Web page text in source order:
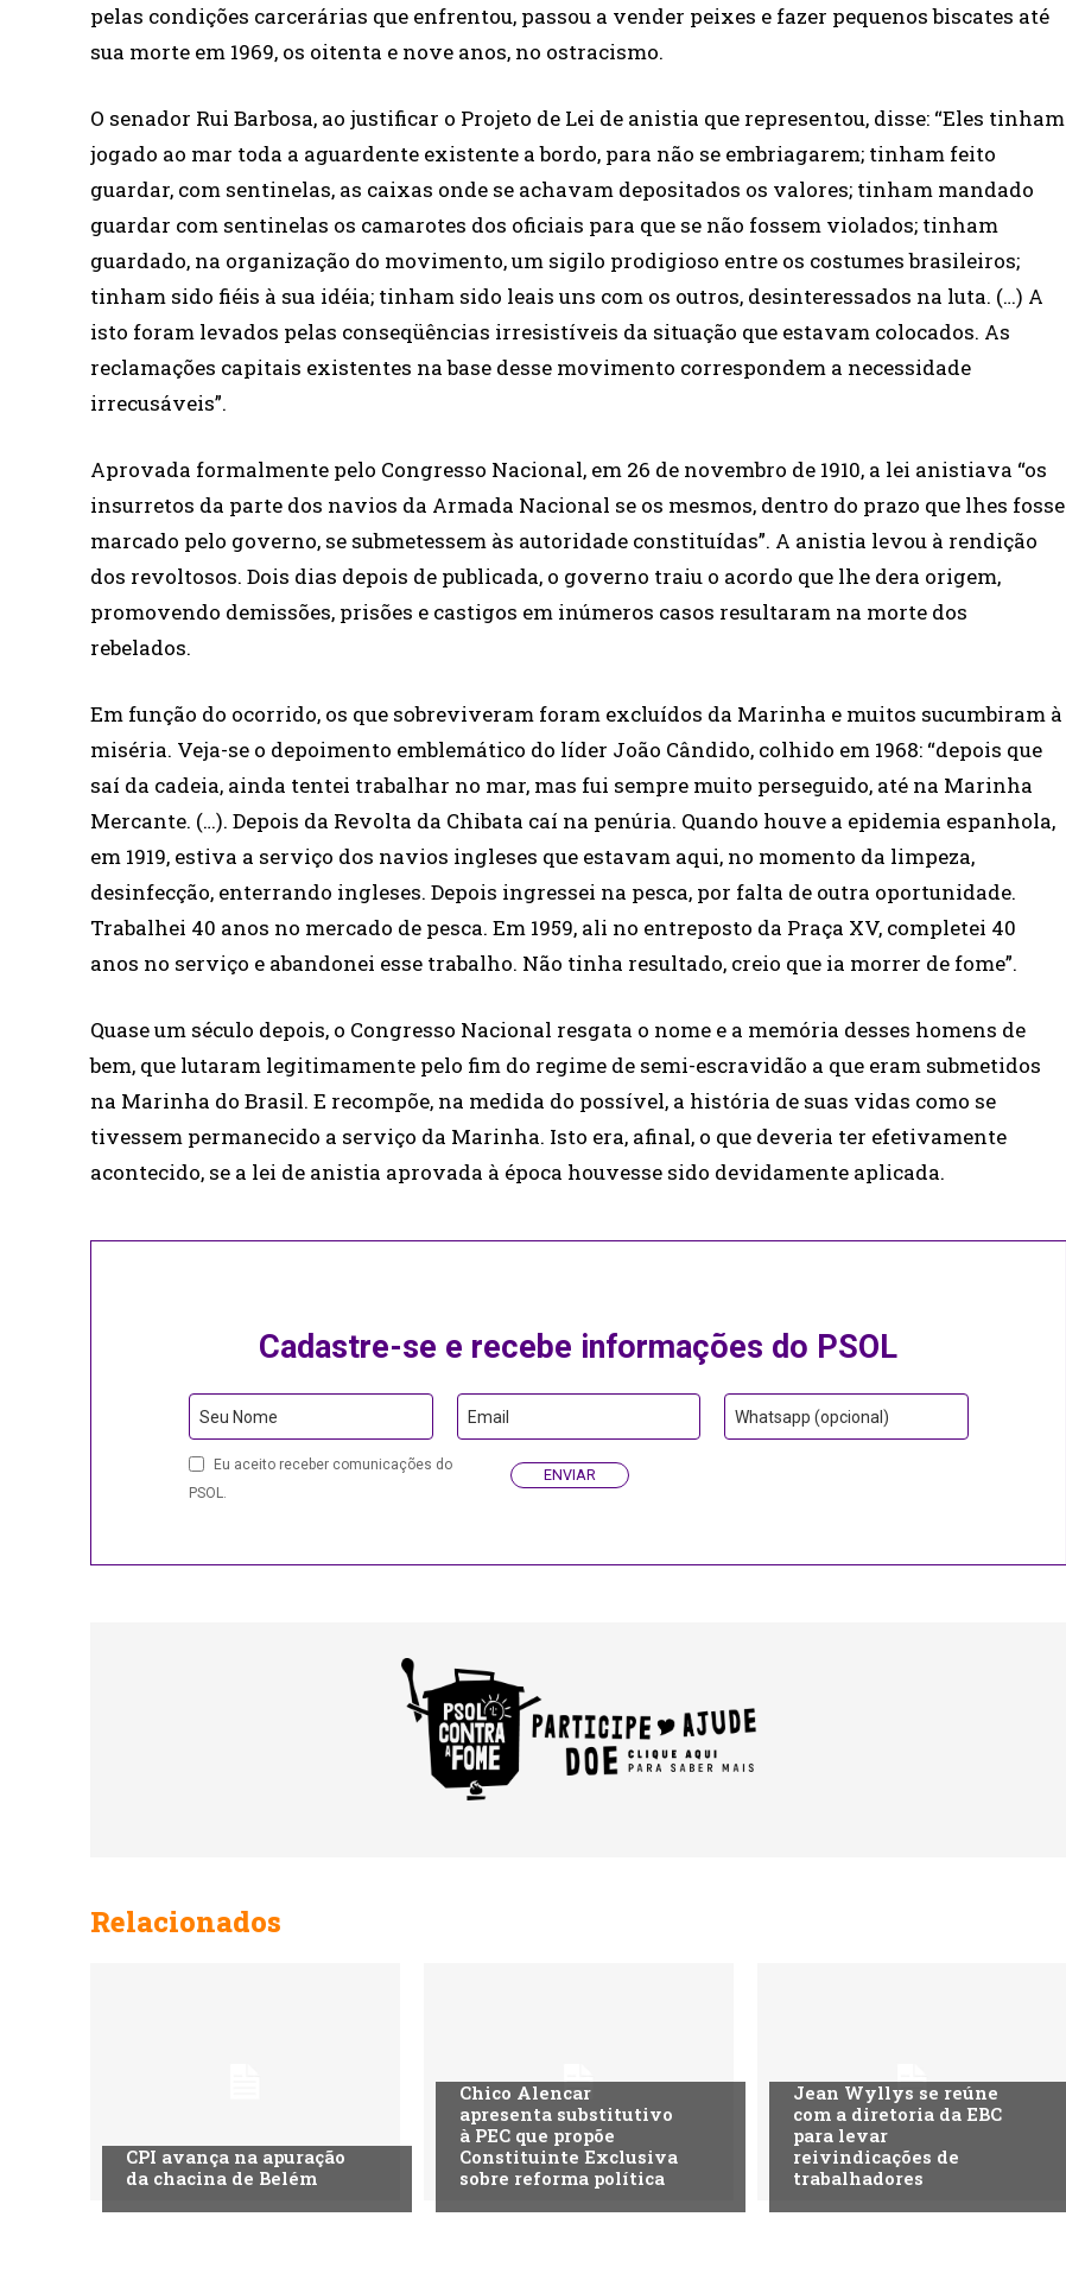
pelas condições carcerárias que enfrentou, passou a vender peixes e fazer pequenos biscates até
sua morte em 1969, os oitenta e nove anos, no ostracismo.
O senador Rui Barbosa, ao justificar o Projeto de Lei de anistia que representou, disse: “Eles tinham
jogado ao mar toda a aguardente existente a bordo, para não se embriagarem; tinham feito
guardar, com sentinelas, as caixas onde se achavam depositados os valores; tinham mandado
guardar com sentinelas os camarotes dos oficiais para que se não fossem violados; tinham
guardado, na organização do movimento, um sigilo prodigioso entre os costumes brasileiros;
tinham sido fiéis à sua idéia; tinham sido leais uns com os outros, desinteressados na luta. (…) A
isto foram levados pelas conseqüências irresistíveis da situação que estavam colocados. As
reclamações capitais existentes na base desse movimento correspondem a necessidade
irrecusáveis”.
Aprovada formalmente pelo Congresso Nacional, em 26 de novembro de 1910, a lei anistiava “os
insurretos da parte dos navios da Armada Nacional se os mesmos, dentro do prazo que lhes fosse
marcado pelo governo, se submetessem às autoridade constituídas”. A anistia levou à rendição
dos revoltosos. Dois dias depois de publicada, o governo traiu o acordo que lhe dera origem,
promovendo demissões, prisões e castigos em inúmeros casos resultaram na morte dos
rebelados.
Em função do ocorrido, os que sobreviveram foram excluídos da Marinha e muitos sucumbiram à
miséria. Veja-se o depoimento emblemático do líder João Cândido, colhido em 1968: “depois que
saí da cadeia, ainda tentei trabalhar no mar, mas fui sempre muito perseguido, até na Marinha
Mercante. (…). Depois da Revolta da Chibata caí na penúria. Quando houve a epidemia espanhola,
em 1919, estiva a serviço dos navios ingleses que estavam aqui, no momento da limpeza,
desinfecção, enterrando ingleses. Depois ingressei na pesca, por falta de outra oportunidade.
Trabalhei 40 anos no mercado de pesca. Em 1959, ali no entreposto da Praça XV, completei 40
anos no serviço e abandonei esse trabalho. Não tinha resultado, creio que ia morrer de fome”.
Quase um século depois, o Congresso Nacional resgata o nome e a memória desses homens de
bem, que lutaram legitimamente pelo fim do regime de semi-escravidão a que eram submetidos
na Marinha do Brasil. E recompõe, na medida do possível, a história de suas vidas como se
tivessem permanecido a serviço da Marinha. Isto era, afinal, o que deveria ter efetivamente
acontecido, se a lei de anistia aprovada à época houvesse sido devidamente aplicada.
Cadastre-se e recebe informações do PSOL
Seu Nome Email Whatsapp (opcional)
Eu aceito receber comunicações do
PSOL.
ENVIAR
Relacionados
CPI avança na apuração
da chacina de Belém
Chico Alencar
apresenta substitutivo
à PEC que propõe
Constituinte Exclusiva
sobre reforma política
Jean Wyllys se reúne
com a diretoria da EBC
para levar
reivindicações de
trabalhadores